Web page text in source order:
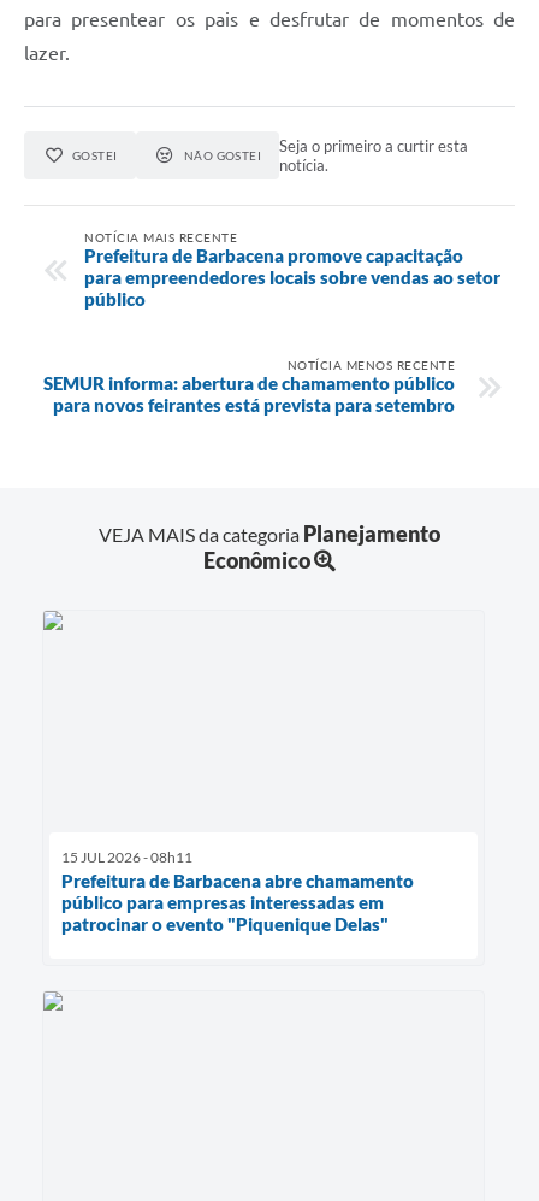
para presentear os pais e desfrutar de momentos de
lazer.
GOSTEI NÃO GOSTEI
Seja o primeiro a curtir esta
notícia.
NOTÍCIA MAIS RECENTE
Prefeitura de Barbacena promove capacitação
para empreendedores locais sobre vendas ao setor
público
NOTÍCIA MENOS RECENTE
SEMUR informa: abertura de chamamento público
para novos feirantes está prevista para setembro
VEJA MAIS da categoria Planejamento
Econômico
15 JUL 2026 - 08h11
Prefeitura de Barbacena abre chamamento
público para empresas interessadas em
patrocinar o evento "Piquenique Delas"